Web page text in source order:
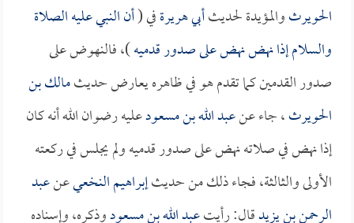
الحويرثوالمؤيدة لحديثأبي هريرةفي (أن النبي عليه الصلاة
والسلام إذا نهض نهض على صدور قدميه)، فالنهوض على
صدور القدمين كما تقدم هو في ظاهره يعارض حديثمالك بن
الحويرث، جاء عنعبد الله بن مسعودعليه رضوان الله أنه كان
إذا نهض في صلاته نهض على صدور قدميه ولم يجلس في ركعته
الأولى والثالثة، فجاء ذلك من حديثإبراهيم النخعيعنعبد
الرحمن بن يزيدقال: رأيتعبد الله بن مسعودوذكره، وإسناده